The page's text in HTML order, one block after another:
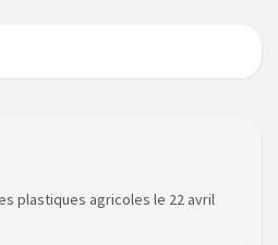
plastiques agricoles le 22 avril